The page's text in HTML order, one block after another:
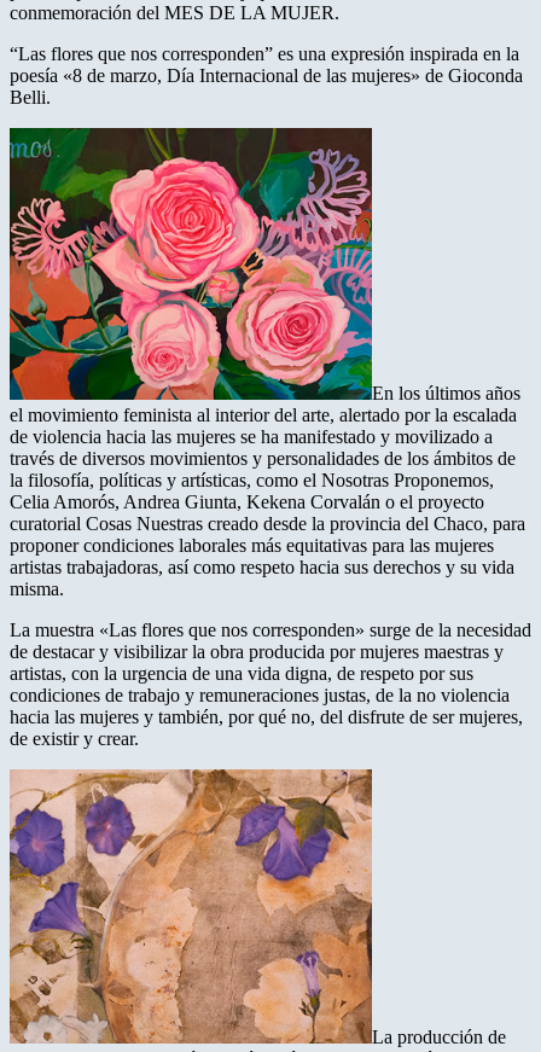
conmemoración del MES DE LA MUJER.
“Las flores que nos corresponden” es una expresión inspirada en la
poesía «8 de marzo, Día Internacional de las mujeres» de Gioconda
Belli.
En los últimos años
el movimiento feminista al interior del arte, alertado por la escalada
de violencia hacia las mujeres se ha manifestado y movilizado a
través de diversos movimientos y personalidades de los ámbitos de
la filosofía, políticas y artísticas, como el Nosotras Proponemos,
Celia Amorós, Andrea Giunta, Kekena Corvalán o el proyecto
curatorial Cosas Nuestras creado desde la provincia del Chaco, para
proponer condiciones laborales más equitativas para las mujeres
artistas trabajadoras, así como respeto hacia sus derechos y su vida
misma.
La muestra «Las flores que nos corresponden» surge de la necesidad
de destacar y visibilizar la obra producida por mujeres maestras y
artistas, con la urgencia de una vida digna, de respeto por sus
condiciones de trabajo y remuneraciones justas, de la no violencia
hacia las mujeres y también, por qué no, del disfrute de ser mujeres,
de existir y crear.
La producción de